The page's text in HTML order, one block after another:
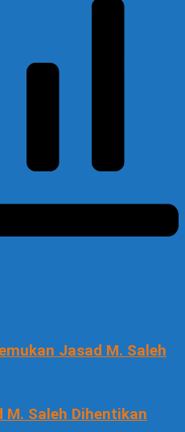
Jasad M. Saleh
M. Saleh Dihentikan